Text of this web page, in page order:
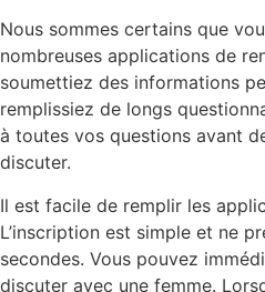
Nous sommes certains que
nombreuses applications de
soumettiez des informations
remplissiez de longs
à toutes vos questions avant
discuter.
Il est facile de remplir les
L’inscription est simple et ne
secondes. Vous pouvez
discuter avec une femme.